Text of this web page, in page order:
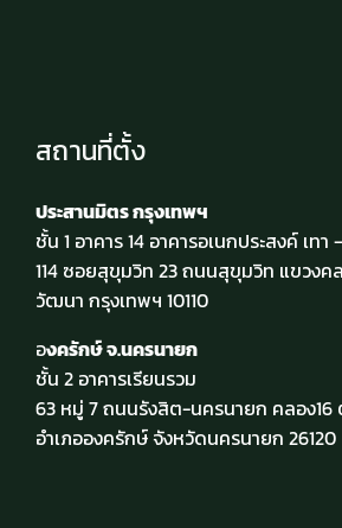
สถานที่ตั้ง
ประสานมิตร กรุงเทพฯ
ชั้น 1 อาคาร 14 อาคารอเนกประสงค์ เทา
114 ซอยสุขุมวิท 23 ถนนสุขุมวิท แขวงค
วัฒนา กรุงเทพฯ 10110
องครักษ์ จ.นครนายก
ชั้น 2 อาคารเรียนรวม
63 หมู่ 7 ถนนรังสิต-นครนายก คลอง16
อำเภอองครักษ์ จังหวัดนครนายก 26120